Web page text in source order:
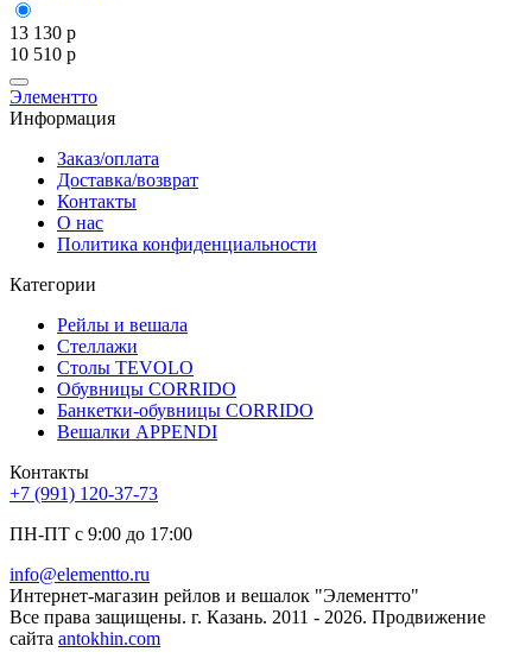
13 130 р
10 510 р
Элементто
Информация
Заказ/оплата
Доставка/возврат
Контакты
О нас
Политика конфиденциальности
Категории
Рейлы и вешала
Стеллажи
Столы TEVOLO
Обувницы CORRIDO
Банкетки-обувницы CORRIDO
Вешалки APPENDI
Контакты
+7 (991) 120-37-73
ПН-ПТ с 9:00 до 17:00
info@elementto.ru
Интернет-магазин рейлов и вешалок "Элементто"
Все права защищены. г. Казань. 2011 - 2026. Продвижение
сайта antokhin.com